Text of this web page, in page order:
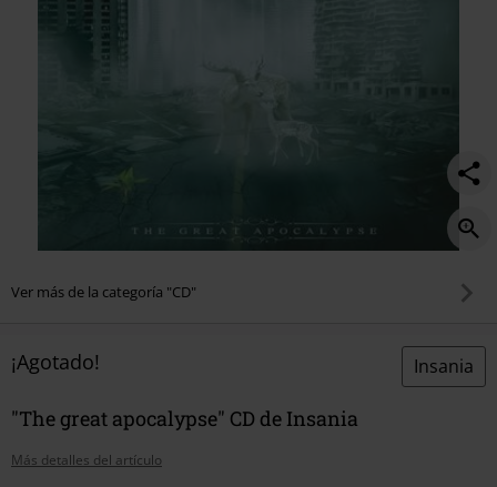
Ver más de la categoría "CD"
¡Agotado! Insania
"The great apocalypse" CD de Insania
Más detalles del artículo